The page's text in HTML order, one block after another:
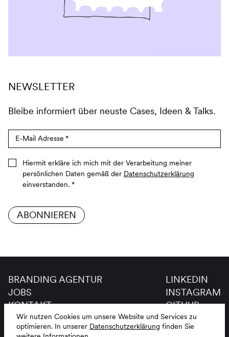
Wir nutzen Cookies um unsere Website und Services zu
optimieren. In unserer Datenschutzerklärung finden Sie
NEWSLETTER
Bleibe informiert über neuste Cases, Ideen & Talks.
E-Mail Adresse *
Hiermit erkläre ich mich mit der Verarbeitung meiner
persönlichen Daten gemäß der Datenschutzerklärung
einverstanden. *
ABONNIEREN
BRANDING AGENTUR
JOBS
KONTAKT
GLOSSAR
LINKEDIN
INSTAGRAM
GITHUB
IMPRESSUM